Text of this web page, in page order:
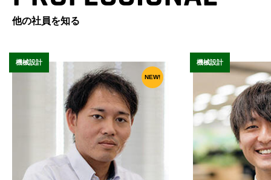
他の社員を知る
機械設計
NEW!
機械設計